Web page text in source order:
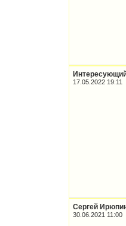
17.05.2022 19:11
Сергей
30.06.2021 11:00